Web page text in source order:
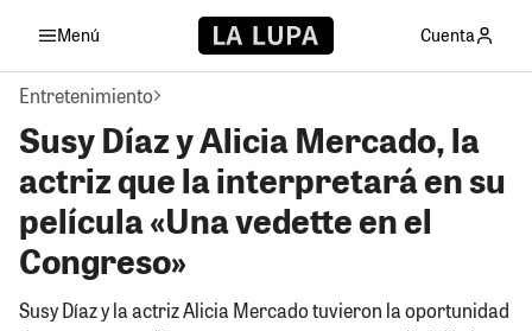
Menú Cuenta
Entretenimiento
Susy Díaz y Alicia Mercado, la
actriz que la interpretará en su
película «Una vedette en el
Congreso»
Susy Díaz y la actriz Alicia Mercado tuvieron la oportunidad